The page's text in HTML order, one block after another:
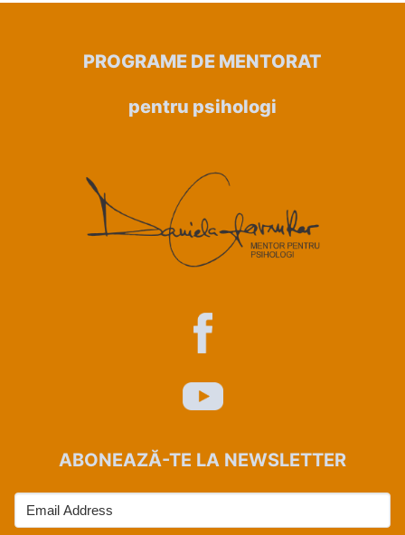
PROGRAME DE MENTORAT
pentru psihologi
ABONEAZĂ-TE LA NEWSLETTER